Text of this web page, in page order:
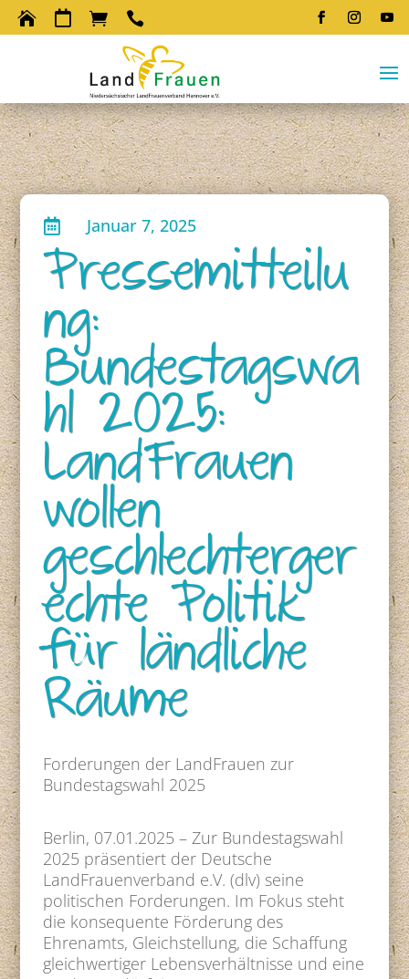
   
 Januar 7, 2025
Pressemitteilu
ng:
Bundestagswa
hl 2025:
LandFrauen
wollen
geschlechterger
echte Politik
für ländliche
Räume
Forderungen der LandFrauen zur
Bundestagswahl 2025
Berlin, 07.01.2025 – Zur Bundestagswahl
2025 präsentiert der Deutsche
LandFrauenverband e.V. (dlv) seine
politischen Forderungen. Im Fokus steht
die konsequente Förderung des
Ehrenamts, Gleichstellung, die Schaffung
gleichwertiger Lebensverhältnisse und eine